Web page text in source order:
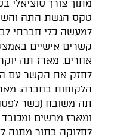
מתוך צורך סוציאלי
טקס הגשת התה
למעשה כלי חברתי
קשרים אישיים
אחרים. מארז תה
לחזק את הקשר עם
הלקוחות בחברה.
תה משובח (כשר
ומארז מרשים
לחלוקה בתור מתנה